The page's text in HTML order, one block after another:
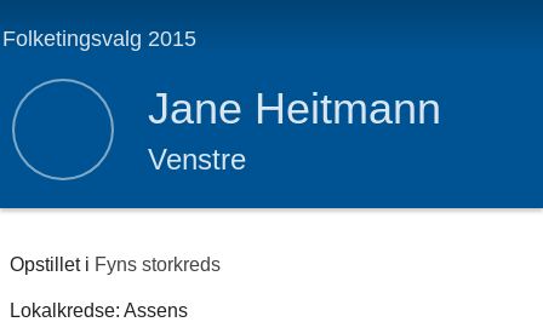
Folketingsvalg 2015
Jane Heitmann
Venstre
Opstillet i Fyns storkreds
Lokalkredse: Assens